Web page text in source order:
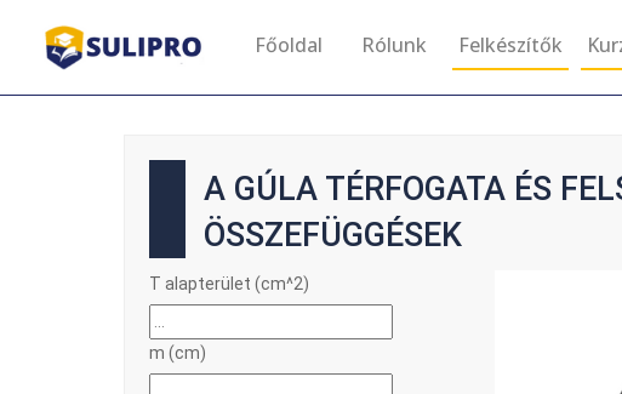
Főoldal Rólunk Felkészítők
A GÚLA TÉRFOGATA ÉS
ÖSSZEFÜGGÉSEK
T alapterület (cm^2)
m (cm)